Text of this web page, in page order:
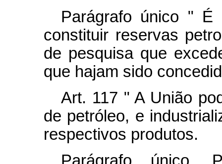
Parágrafo único " É
constituir reservas
de pesquisa que
que hajam sido
Art. 117 " A União
de petróleo, e
respectivos produtos.